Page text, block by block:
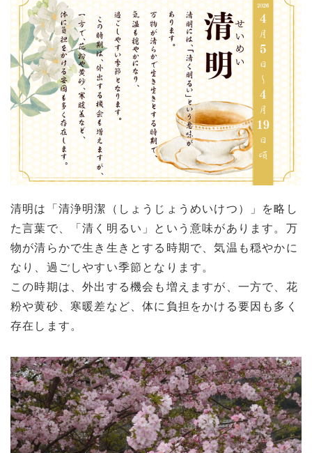
清明は「清浄明潔（しょうじょうめいけつ）」を略し
た言葉で、「清く明るい」という意味があります。万
物が清らかで生き生きとする時期で、気温も穏やかに
なり、過ごしやすい季節となります。
この時期は、外出する機会も増えますが、一方で、花
粉や黄砂、寒暖差など、体に負担をかける要因も多く
存在します。